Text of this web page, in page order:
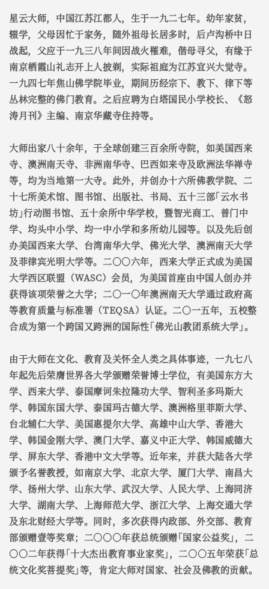
星云大师，中国江苏江都人，生于一九二七年。幼年家贫，
辍学，父母因忙于家务，随外祖母长居多时，后卢沟桥中日
战起，父应于一九三八年间因战火罹难，偕母寻父，有缘于
南京栖霞山礼志开上人披剃，实际祖庭为江苏宜兴大觉寺。
一九四七年焦山佛学院毕业，期间历经宗下、教下、律下等
丛林完整的佛门教育。之后应聘为白塔国民小学校长、《怒
涛月刊》主编、南京华藏寺住持等。
大师出家八十余年，于全球创建三百余所寺院，如美国西来
寺、澳洲南天寺、非洲南华寺、巴西如来寺及欧洲法华禅寺
等，均为当地第一大寺。此外，并创办十六所佛教学院、二
十七所美术馆、图书馆、出版社、书局、五十三部｢云水书
坊｣行动图书馆、五十余所中华学校，暨智光商工、普门中
学、均头中小学、均一中小学和多所幼儿园等。以及先后创
办美国西来大学、台湾南华大学、佛光大学、澳洲南天大学
及菲律宾光明大学等。二○○六年，西来大学正式成为美国
大学西区联盟（WASC）会员，为美国首座由中国人创办并
获得该项荣誉之大学；二○一○年澳洲南天大学通过政府高
等教育质量与标准署（TEQSA）认证。二○一五年，五校整
合成为第一个跨国又跨洲的国际性｢佛光山教团系统大学｣。
由于大师在文化、教育及关怀全人类之具体事迹，一九七八
年起先后荣膺世界各大学颁赠荣誉博士学位，有美国东方大
学、西来大学、泰国摩诃朱拉隆功大学、智利圣多玛斯大
学、韩国东国大学、泰国玛古德大学、澳洲格里菲斯大学、
台北辅仁大学、美国惠提尔大学、高雄中山大学、香港大
学、韩国金刚大学、澳门大学、嘉义中正大学、韩国威德大
学、屏东大学、香港中文大学等。近年来，并获大陆各大学
颁予名誉教授，如南京大学、北京大学、厦门大学、南昌大
学、扬州大学、山东大学、武汉大学、人民大学、上海同济
大学、湖南大学、上海师范大学、浙江大学、上海交通大学
及东北财经大学等。同时，多次获得内政部、外交部、教育
部颁赠壹等奖章；二○○○年获总统颁赠｢国家公益奖｣，二
○○二年获得｢十大杰出教育事业家奖｣，二○○五年荣获｢总
统文化奖菩提奖｣等，肯定大师对国家、社会及佛教的贡献。